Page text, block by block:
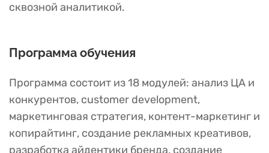
сквозной аналитикой.
Программа обучения
Программа состоит из 18 модулей: анализ ЦА и
конкурентов, customer development,
маркетинговая стратегия, контент-маркетинг и
копирайтинг, создание рекламных креативов,
разработка айдентики бренда, создание